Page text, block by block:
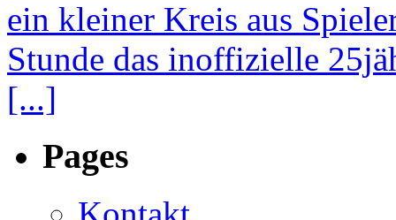
ein kleiner Kreis aus
Stunde das inoffizielle
[...]
Pages